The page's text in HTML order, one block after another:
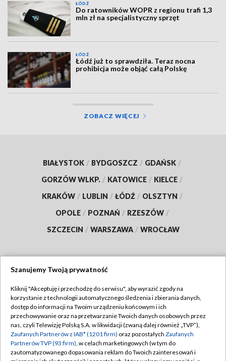
ŁÓDŹ
Do ratowników WOPR z regionu trafi 1,3
mln zł na specjalistyczny sprzęt
ŁÓDŹ
Łódź już to sprawdziła. Teraz nocna
prohibicja może objąć całą Polskę
ZOBACZ WIĘCEJ
BIAŁYSTOK / BYDGOSZCZ / GDAŃSK /
GORZÓW WLKP. / KATOWICE / KIELCE /
KRAKÓW / LUBLIN / ŁÓDŹ / OLSZTYN /
OPOLE / POZNAŃ / RZESZÓW /
SZCZECIN / WARSZAWA / WROCŁAW
TVP
Abonament TVP
Emisja w TVP
Centrum informacji TVP
Regulamin TVP
Polityka prywatności
Moje zgody
Szanujemy Twoją prywatność
Kliknij "Akceptuję i przechodzę do serwisu", aby wyrazić zgody na
korzystanie z technologii automatycznego śledzenia i zbierania danych,
dostęp do informacji na Twoim urządzeniu końcowym i ich
przechowywanie oraz na przetwarzanie Twoich danych osobowych przez
nas, czyli Telewizję Polską S.A. w likwidacji (zwaną dalej również „TVP”),
Zaufanych Partnerów z IAB* (1201 firm) oraz pozostałych Zaufanych
Partnerów TVP (93 firm), w celach marketingowych (w tym do
zautomatyzowanego dopasowania reklam do Twoich zainteresowań i